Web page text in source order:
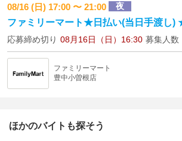
08/16 (日) 17:00 〜 21:00 夜
ファミリーマート★日払い(当日手渡し)
応募締め切り 08月16日（日）16:30 募集人数
ファミリーマート
豊中小曽根店
ほかのバイトも探そう